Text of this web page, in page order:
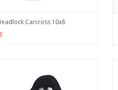
Carcross 10x8